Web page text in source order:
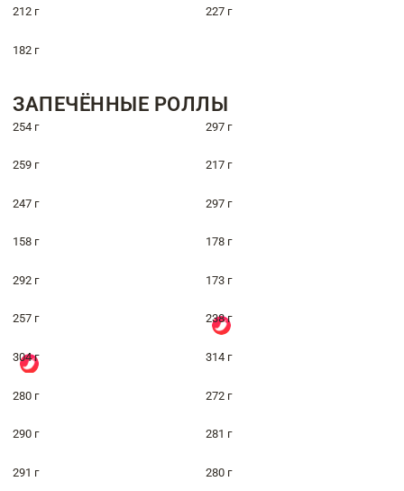
212 г 227 г
182 г
ЗАПЕЧЁННЫЕ РОЛЛЫ
254 г 297 г
259 г 217 г
247 г 297 г
158 г 178 г
292 г 173 г
257 г 238 г
304 г 314 г
280 г 272 г
290 г 281 г
291 г 280 г